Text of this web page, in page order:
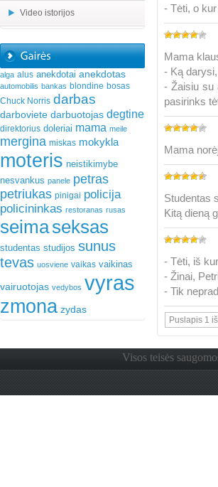
Video istorijos
alga alus anekdotai anekdotas
automobilis bankas blondine bosas
Chuck Norris darbas
darboviete darbuotojas degtine
direktorius doleriai mama meile
mergina miskas mokykla
moteris neistikimybe
nesvankus panele petras
petriukas pinigai policija
policininkas restoranas rusas
seimaseksas
studentas studijos sunus
tevas uosviene vaikas vaikinas
vairuotojas vedybos vyras
zmona zydas
- Tėti, o
Mama
- Ką
- Žaisiu su
pasirinks
Mama
Studentas
Kitą dieną
- Tėti, iš
- Žinai,
- Tik
Puslapis 1
Visos teisės